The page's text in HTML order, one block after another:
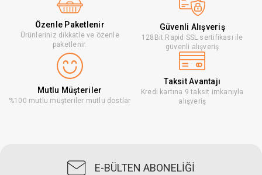
Özenle Paketlenir
Ürünleriniz dikkatle ve özenle
paketlenir.
Güvenli Alışveriş
128Bit Rapid SSL sertifikası ile
güvenli alışveriş
Mutlu Müşteriler
%100 mutlu müşteriler mutlu dostlar
Taksit Avantajı
Kredi kartına 9 taksit imkanıyla
alışveriş
E-BÜLTEN ABONELİĞİ